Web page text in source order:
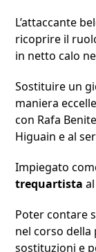
L’attaccante
ricoprire il
in netto calo
Sostituire un
maniera
con Rafa
Higuain e al
Impiegato
trequartista
Poter contare
nel corso
sostituzioni e